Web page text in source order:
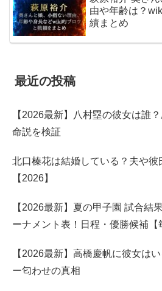
由や年齢は？
績まとめ
最近の投稿
【2026最新】八村塁の彼女は誰
命説を検証
北口榛花は結婚している？夫や彼
【2026】
【2026最新】夏の甲子園 試合結
ーナメント表！日程・優勝候補【
【2026最新】高橋慶帆に彼女は
ー匂わせの真相